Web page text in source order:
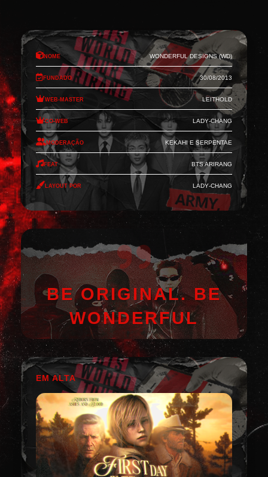
Nome Wonderful Designs (WD)
Fundado 30/08/2013
Web-Master Leithold
Co-Web Lady-Chang
Moderação Kekahi e Serpentae
Feat BTS Arirang
Layout por Lady-Chang
BE ORIGINAL. BE
WONDERFUL
EM ALTA